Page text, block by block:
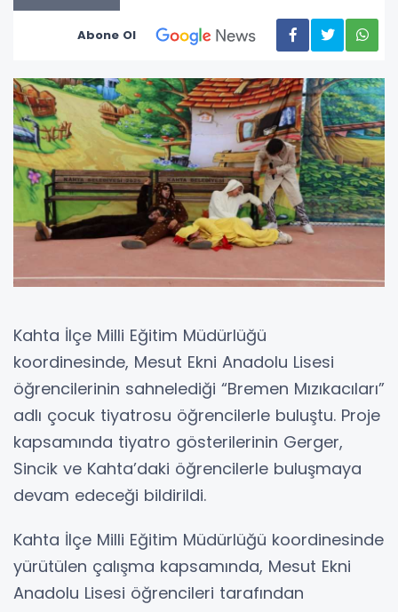
Abone Ol
Kahta İlçe Milli Eğitim Müdürlüğü
koordinesinde, Mesut Ekni Anadolu Lisesi
öğrencilerinin sahnelediği “Bremen Mızıkacıları”
adlı çocuk tiyatrosu öğrencilerle buluştu. Proje
kapsamında tiyatro gösterilerinin Gerger,
Sincik ve Kahta’daki öğrencilerle buluşmaya
devam edeceği bildirildi.
Kahta İlçe Milli Eğitim Müdürlüğü koordinesinde
yürütülen çalışma kapsamında, Mesut Ekni
Anadolu Lisesi öğrencileri tarafından